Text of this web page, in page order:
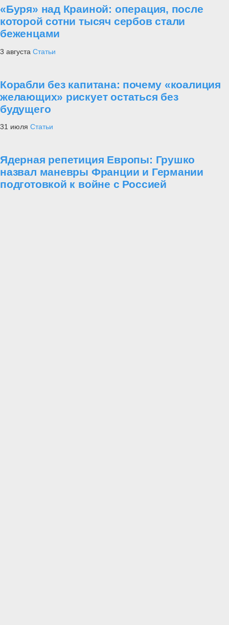
«Буря» над Краиной: операция, после
которой сотни тысяч сербов стали
беженцами
3 августа Статьи
Корабли без капитана: почему «коалиция
желающих» рискует остаться без
будущего
31 июля Статьи
Ядерная репетиция Европы: Грушко
назвал маневры Франции и Германии
подготовкой к войне с Россией